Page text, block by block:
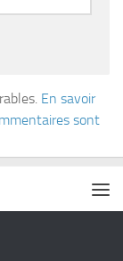
En savoir
sont